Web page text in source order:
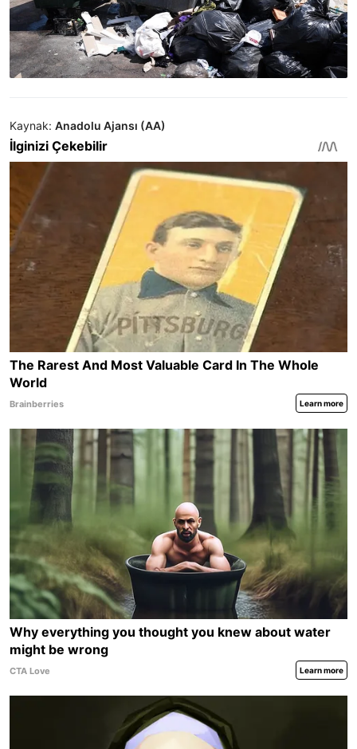
Kaynak: Anadolu Ajansı (AA)